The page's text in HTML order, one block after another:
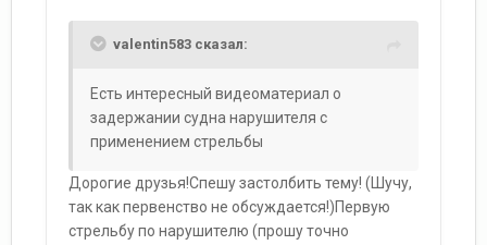
valentin583 сказал:
Есть интересный видеоматериал о
задержании судна нарушителя с
применением стрельбы
Дорогие друзья!Спешу застолбить тему! (Шучу,
так как первенство не обсуждается!)Первую
стрельбу по нарушителю (прошу точно